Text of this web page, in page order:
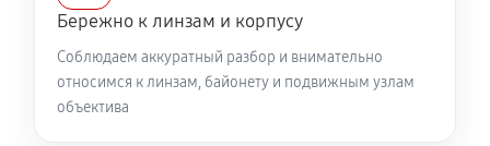
Бережно к линзам и корпусу
Соблюдаем аккуратный разбор и внимательно
относимся к линзам, байонету и подвижным узлам
объектива